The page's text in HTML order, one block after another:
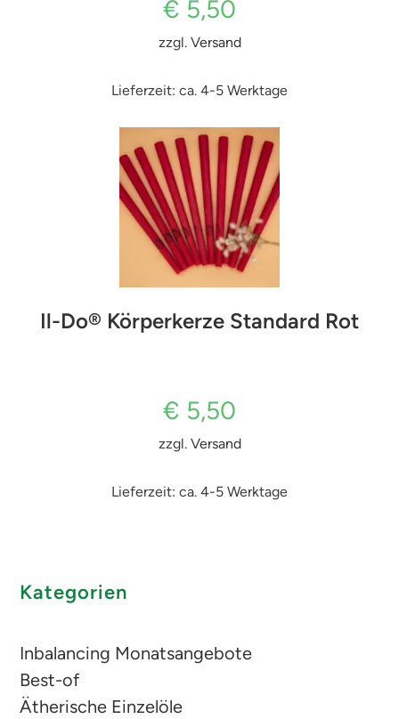
€ 5,50
zzgl. Versand
Lieferzeit: ca. 4-5 Werktage
Il-Do® Körperkerze Standard Rot
€ 5,50
zzgl. Versand
Lieferzeit: ca. 4-5 Werktage
Kategorien
Inbalancing Monatsangebote
Best-of
Ätherische Einzelöle